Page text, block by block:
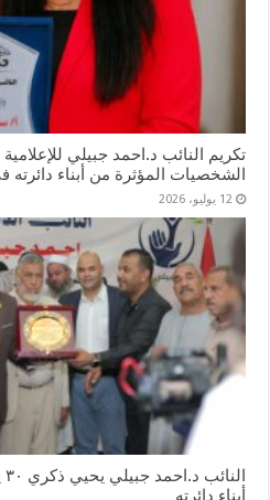
تكريم النائب د.احمد جبيلي
الشخصيات المؤثرة من أبناء دائرته في
12 يوليو، 2026
أبناء دائرته